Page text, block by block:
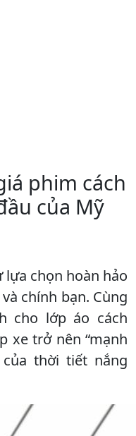
phim cách
của Mỹ
lựa chọn hoàn hảo
chính bạn. Cùng
cho lớp áo cách
xe trở nên “mạnh
thời tiết nắng